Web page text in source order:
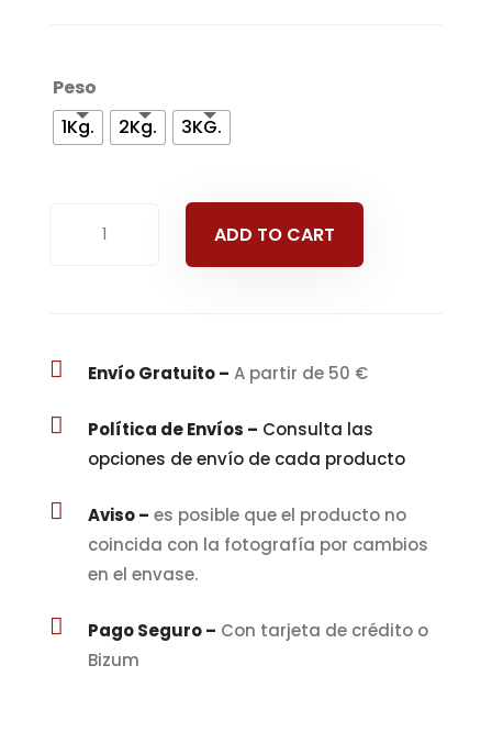
Peso
1Kg.
2Kg. 3KG.
quantity
ADD TO CART
 Envío Gratuito – A partir de 50 €
 Política de Envíos – Consulta las
opciones de envío de cada producto
 Aviso – es posible que el producto no
coincida con la fotografía por cambios
en el envase.
 Pago Seguro – Con tarjeta de crédito o
Bizum